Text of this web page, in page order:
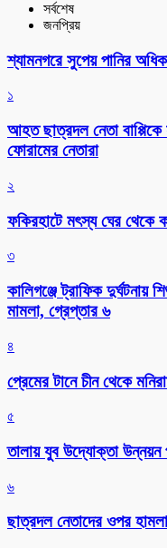
সর্বশেষ
জনপ্রিয়
শ্যামনগরে সুপেয় পানির
১
আহত ছাত্রদল নেতা
ফোরামের নেতারা
২
ফকিরহাটে মৎস্য ঘের থেকে
৩
কালিগঞ্জে ট্রাফিক দুর্ঘটনায়
মামলা, গ্রেপ্তার ৬
৪
প্রেমের টানে চীন থেকে
৫
তালায় যুব উদ্যোক্তা উন্নয়ন
৬
ছাত্রদল নেতাদের ওপর